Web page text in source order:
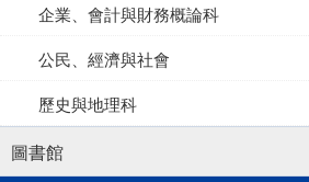
企業、會計與財務概論科
公民、經濟與社會
歷史與地理科
圖書館